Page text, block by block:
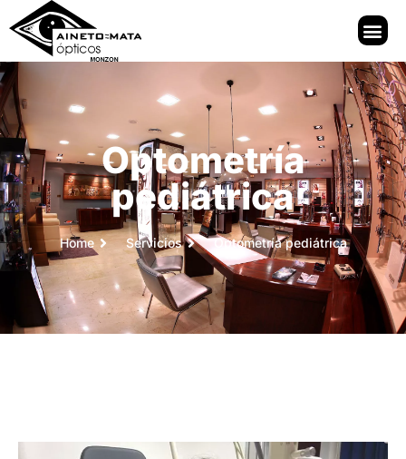
Optometría
pediátrica
Home Servicios Optometría pediátrica